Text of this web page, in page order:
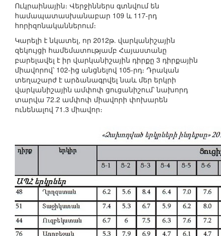
Ուկրաինային։ Վերջիններս գտնվում են
համապատասխանաբար 109 և 117-րդ
հորիզոնականներում։
Կարելի է նկատել, որ 2012թ. վարկանիշային
զեկույցի համեմատությամբ Հայաստանը
բարելավել է իր վարկանիշային դիրքը 3 դիրքային
միավորով՝ 102-ից անցնելով 105-րդ։ Դրական
տեղաշարժ է արձանագրվել նաև մեր երկրի
վարկանիշային ամփոփ ցուցանիշում՝ նախորդ
տարվա 72.2 ամփոփ միավորի փոխարեն
ունենալով 71.3 միավոր։